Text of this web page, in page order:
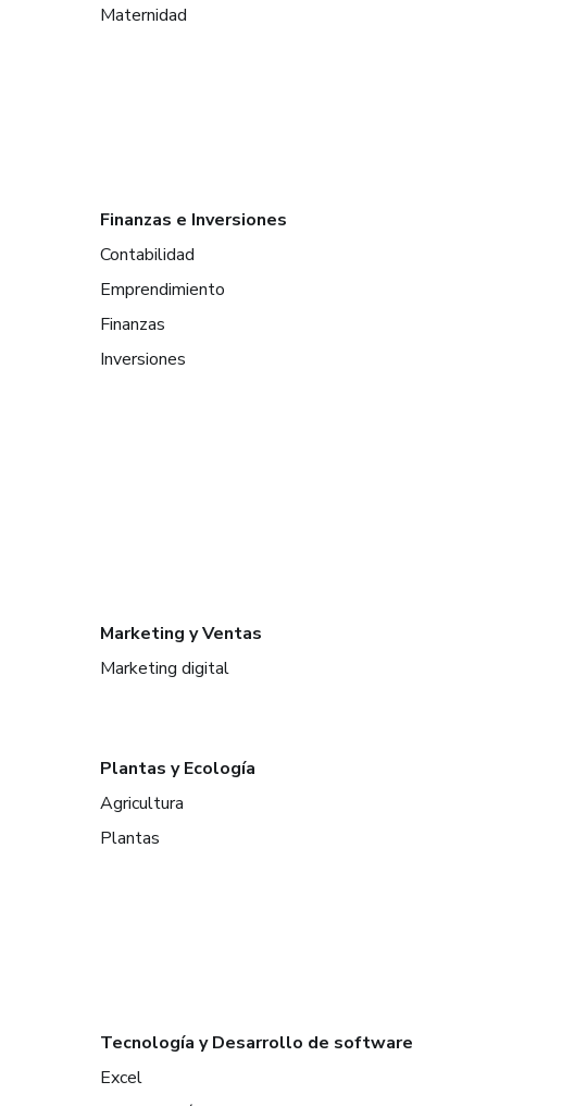
Maternidad
Finanzas e Inversiones
Contabilidad
Emprendimiento
Finanzas
Inversiones
Marketing y Ventas
Marketing digital
Plantas y Ecología
Agricultura
Plantas
Tecnología y Desarrollo de software
Excel